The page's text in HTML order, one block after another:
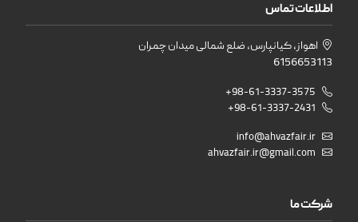
اطلاعات تماس
اهواز، کیانپارس، ضلع شمالی میدان چمران
6156653113
+98-61-3337-3575
+98-61-3337-2431
info@ahvazfair.ir
ahvazfair.ir@gmail.com
شرکت ما